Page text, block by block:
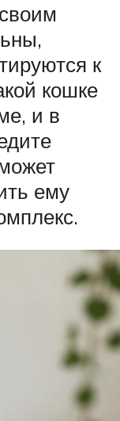
к
кошке
и в
ему